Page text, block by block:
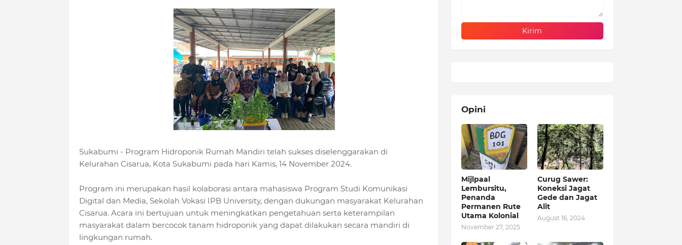
Sukabumi - Program Hidroponik Rumah Mandiri telah sukses diselenggarakan di
Kelurahan Cisarua, Kota Sukabumi pada hari Kamis, 14 November 2024.
Program ini merupakan hasil kolaborasi antara mahasiswa Program Studi Komunikasi
Digital dan Media, Sekolah Vokasi IPB University, dengan dukungan masyarakat Kelurahan
Cisarua. Acara ini bertujuan untuk meningkatkan pengetahuan serta keterampilan
masyarakat dalam bercocok tanam hidroponik yang dapat dilakukan secara mandiri di
lingkungan rumah.
Opini
Mijlpaal
Lembursitu,
Penanda
Permanen Rute
Utama Kolonial
November 27, 2025
Curug Sawer:
Koneksi Jagat
Gede dan Jagat
Alit
August 16, 2024